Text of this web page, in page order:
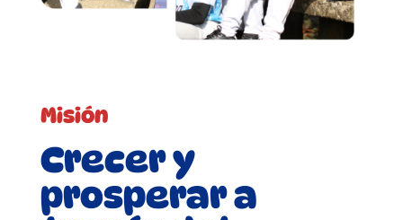
Misión
Crecer y
prosperar a